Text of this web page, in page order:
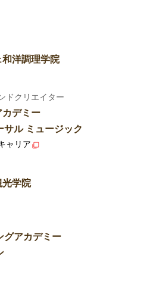
洋調理学院
ドクリエイター
デミー
サル ミュージック
ャリア
光学院
グアカデミー